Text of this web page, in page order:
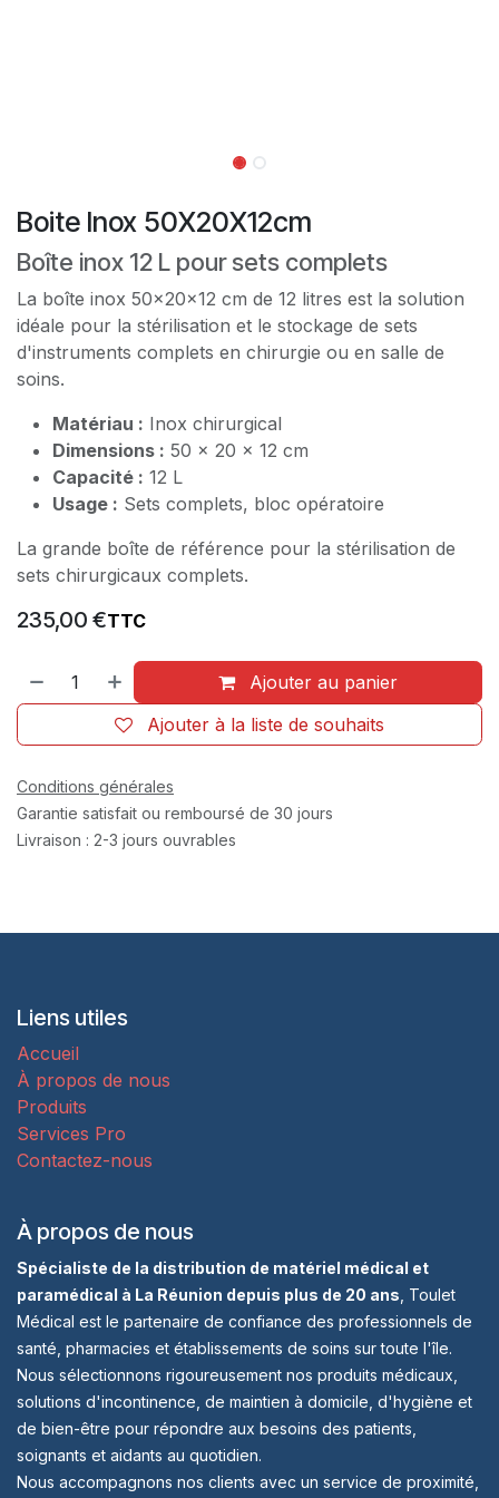
Boite Inox 50X20X12cm
Boîte inox 12 L pour sets complets
La boîte inox 50x20x12 cm de 12 litres est la solution
idéale pour la stérilisation et le stockage de sets
d'instruments complets en chirurgie ou en salle de
soins.
Matériau : Inox chirurgical
Dimensions : 50 x 20 x 12 cm
Capacité : 12 L
Usage : Sets complets, bloc opératoire
La grande boîte de référence pour la stérilisation de
sets chirurgicaux complets.
235,00 €TTC
Ajouter au panier
Ajouter à la liste de souhaits
Conditions générales
Garantie satisfait ou remboursé de 30 jours
Livraison : 2-3 jours ouvrables
Liens utiles
Accueil
À propos de nous
Produits
Services Pro
Contactez-nous
À propos de nous
Spécialiste de la distribution de matériel médical et
paramédical à La Réunion depuis plus de 20 ans , Toulet
Médical est le partenaire de confiance des professionnels de
santé, pharmacies et établissements de soins sur toute l'île.
Nous sélectionnons rigoureusement nos produits médicaux,
solutions d'incontinence, de maintien à domicile, d'hygiène et
de bien-être pour répondre aux besoins des patients,
soignants et aidants au quotidien.
Nous accompagnons nos clients avec un service de proximité,